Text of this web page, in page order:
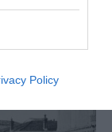
Policy
Σταυρού